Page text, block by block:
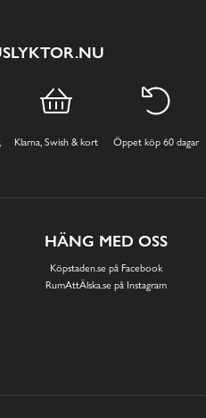
Klarna, Swish & kort Öppet köp 60 dagar
HÄNG MED OSS
Köpstaden.se på Facebook
RumAttÄlska.se på Instagram